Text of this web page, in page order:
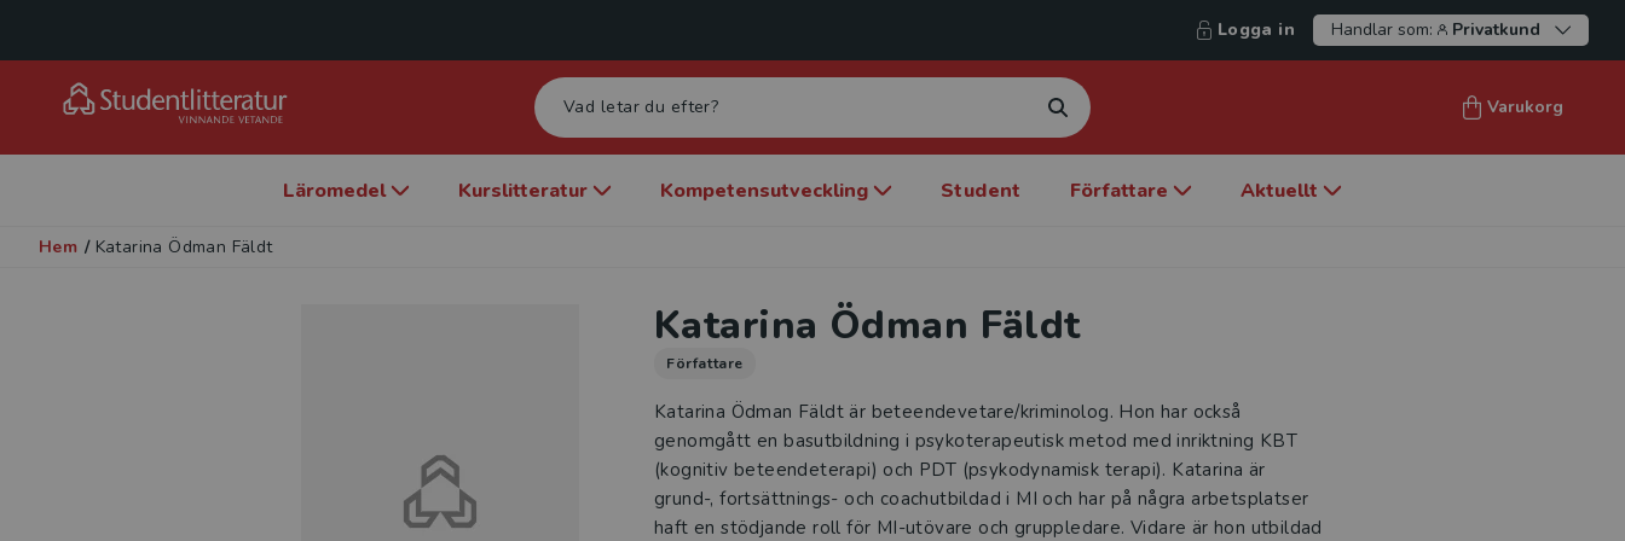
Logga in Handlar som: Privatkund
Varukorg
Läromedel Kurslitteratur Kompetensutveckling Student Författare Aktuellt
Hem / Katarina Ödman Fäldt
Katarina Ödman Fäldt
Författare
Katarina Ödman Fäldt är beteendevetare/kriminolog. Hon har också
genomgått en basutbildning i psykoterapeutisk metod med inriktning KBT
(kognitiv beteendeterapi) och PDT (psykodynamisk terapi). Katarina är
grund-, fortsättnings- och coachutbildad i MI och har på några arbetsplatser
haft en stödjande roll för MI-utövare och gruppledare. Vidare är hon utbildad